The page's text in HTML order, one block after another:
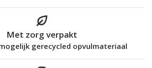
Met zorg verpakt
gerecycled opvulmateriaal